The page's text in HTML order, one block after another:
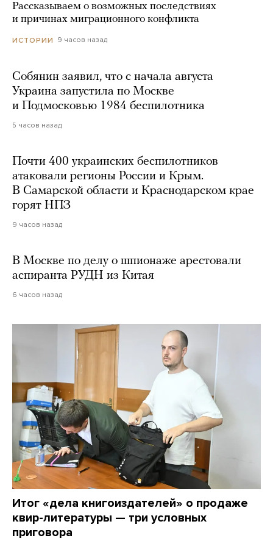
Рассказываем о возможных последствиях
и причинах миграционного конфликта
ИСТОРИИ 9 часов назад
Собянин заявил, что с начала августа
Украина запустила по Москве
и Подмосковью 1984 беспилотника
5 часов назад
Почти 400 украинских беспилотников
атаковали регионы России и Крым.
В Самарской области и Краснодарском крае
горят НПЗ
9 часов назад
В Москве по делу о шпионаже арестовали
аспиранта РУДН из Китая
6 часов назад
Итог «дела книгоиздателей» о продаже
квир-литературы — три условных
приговора